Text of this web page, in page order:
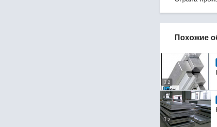
Похожие
2
2